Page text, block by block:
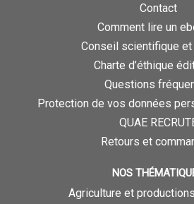
Contact
Comment lire un
Conseil scientifique
Charte d’éthique
Questions
Protection de vos données
QUAE
Retours et
NOS
Agriculture et